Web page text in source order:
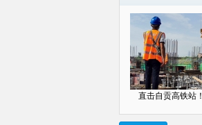
直击自贡高铁站！